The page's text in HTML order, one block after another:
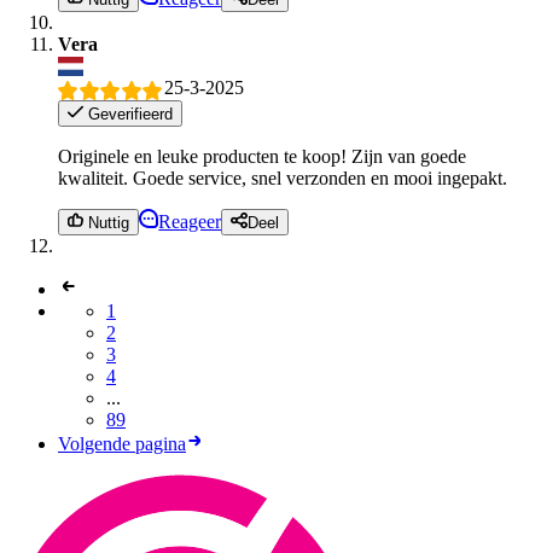
Vera
25-3-2025
Geverifieerd
Originele en leuke producten te koop! Zijn van goede
kwaliteit. Goede service, snel verzonden en mooi ingepakt.
Nuttig Reageer Deel
1
2
3
4
...
89
Volgende pagina